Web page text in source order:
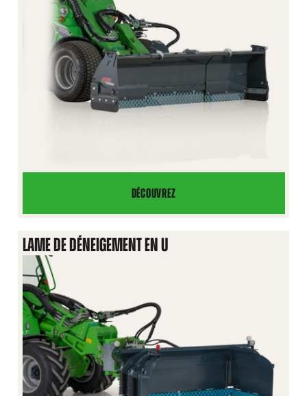
DÉCOUVREZ
LAME
DE
DÉNEIGEMENT
ZOOM
LAME DE DÉNEIGEMENT EN U